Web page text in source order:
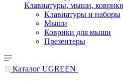
Клавиатуры, мыши,
Клавиатуры и наборы
Мыши
Коврики для мыши
Презентеры
Каталог UGREEN